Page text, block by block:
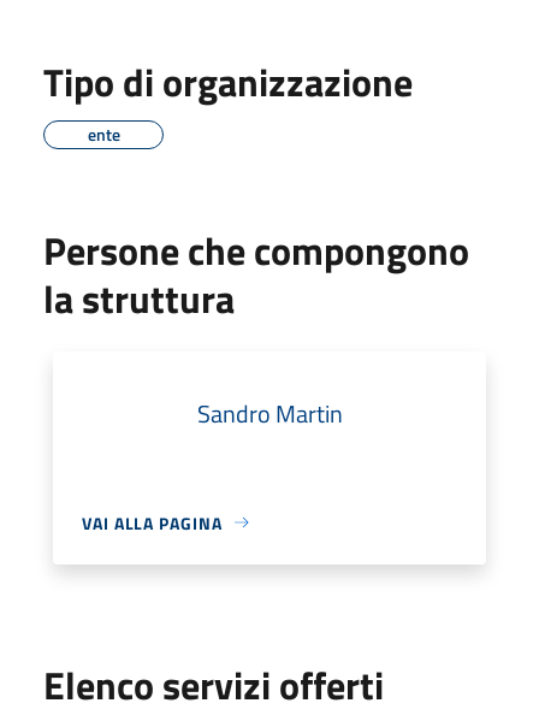
Tipo di organizzazione
ente
Persone che compongono
la struttura
Sandro Martin
VAI ALLA PAGINA
Elenco servizi offerti